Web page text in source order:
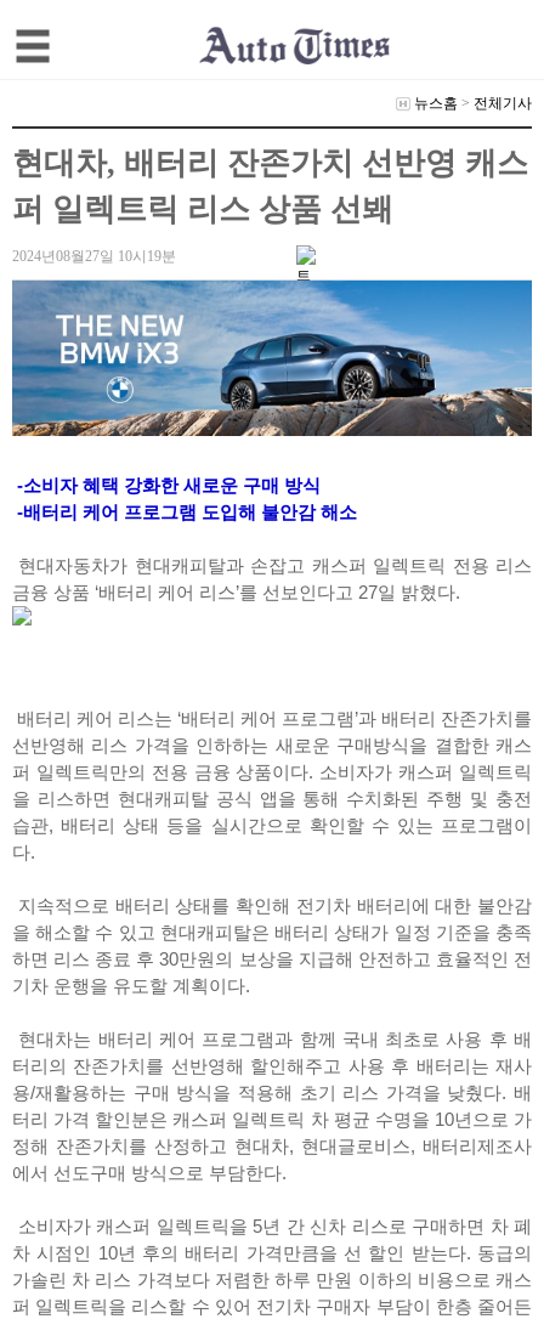
뉴스홈 > 전체기사
현대차, 배터리 잔존가치 선반영 캐스
퍼 일렉트릭 리스 상품 선봬
2024년08월27일 10시19분
-소비자 혜택 강화한 새로운 구매 방식
-배터리 케어 프로그램 도입해 불안감 해소
현대자동차가 현대캐피탈과 손잡고 캐스퍼 일렉트릭 전용 리스
금융 상품 ‘배터리 케어 리스’를 선보인다고 27일 밝혔다.
배터리 케어 리스는 ‘배터리 케어 프로그램’과 배터리 잔존가치를
선반영해 리스 가격을 인하하는 새로운 구매방식을 결합한 캐스
퍼 일렉트릭만의 전용 금융 상품이다. 소비자가 캐스퍼 일렉트릭
을 리스하면 현대캐피탈 공식 앱을 통해 수치화된 주행 및 충전
습관, 배터리 상태 등을 실시간으로 확인할 수 있는 프로그램이
다.
지속적으로 배터리 상태를 확인해 전기차 배터리에 대한 불안감
을 해소할 수 있고 현대캐피탈은 배터리 상태가 일정 기준을 충족
하면 리스 종료 후 30만원의 보상을 지급해 안전하고 효율적인 전
기차 운행을 유도할 계획이다.
현대차는 배터리 케어 프로그램과 함께 국내 최초로 사용 후 배
터리의 잔존가치를 선반영해 할인해주고 사용 후 배터리는 재사
용/재활용하는 구매 방식을 적용해 초기 리스 가격을 낮췄다. 배
터리 가격 할인분은 캐스퍼 일렉트릭 차 평균 수명을 10년으로 가
정해 잔존가치를 산정하고 현대차, 현대글로비스, 배터리제조사
에서 선도구매 방식으로 부담한다.
소비자가 캐스퍼 일렉트릭을 5년 간 신차 리스로 구매하면 차 폐
차 시점인 10년 후의 배터리 가격만큼을 선 할인 받는다. 동급의
가솔린 차 리스 가격보다 저렴한 하루 만원 이하의 비용으로 캐스
퍼 일렉트릭을 리스할 수 있어 전기차 구매자 부담이 한층 줄어든